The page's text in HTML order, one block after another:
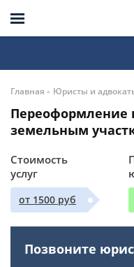
Главная - Юристы и
Переоформление
земельным
Стоимость
услуг
от 1500 руб
Позвоните